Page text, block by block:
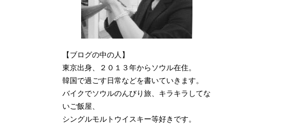
【ブログの中の人】
東京出身、２０１３年からソウル在住。
韓国で過ごす日常などを書いていきます。
バイクでソウルのんびり旅、キラキラしてな
いご飯屋、
シングルモルトウイスキー等好きです。